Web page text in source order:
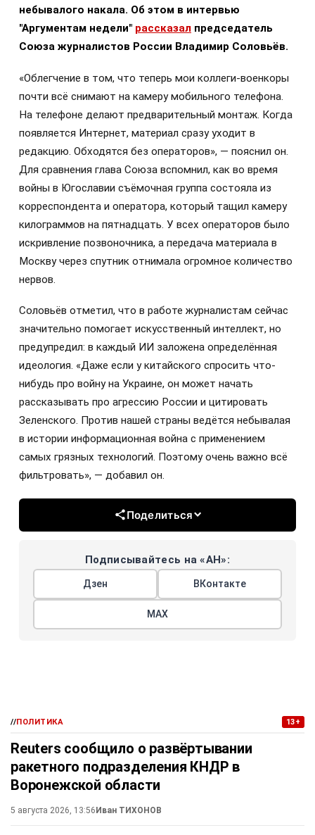
небывалого накала. Об этом в интервью
"Аргументам недели" рассказал председатель
Союза журналистов России Владимир Соловьёв.
«Облегчение в том, что теперь мои коллеги-военкоры
почти всё снимают на камеру мобильного телефона.
На телефоне делают предварительный монтаж. Когда
появляется Интернет, материал сразу уходит в
редакцию. Обходятся без операторов», — пояснил он.
Для сравнения глава Союза вспомнил, как во время
войны в Югославии съёмочная группа состояла из
корреспондента и оператора, который тащил камеру
килограммов на пятнадцать. У всех операторов было
искривление позвоночника, а передача материала в
Москву через спутник отнимала огромное количество
нервов.
Соловьёв отметил, что в работе журналистам сейчас
значительно помогает искусственный интеллект, но
предупредил: в каждый ИИ заложена определённая
идеология. «Даже если у китайского спросить что-
нибудь про войну на Украине, он может начать
рассказывать про агрессию России и цитировать
Зеленского. Против нашей страны ведётся небывалая
в истории информационная война с применением
самых грязных технологий. Поэтому очень важно всё
фильтровать», — добавил он.
Поделиться
Подписывайтесь на «АН»:
Дзен ВКонтакте
МАХ
//ПОЛИТИКА 13+
Reuters сообщило о развёртывании
ракетного подразделения КНДР в
Воронежской области
5 августа 2026, 13:56 Иван ТИХОНОВ